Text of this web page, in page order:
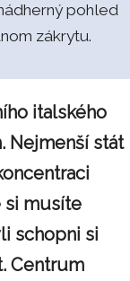
pohled
zákrytu.
italského
Nejmenší stát
si musíte
schopni si
Centrum